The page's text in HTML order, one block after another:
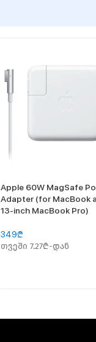
Apple 60W MagSafe
Adapter (for MacBook
13-inch MacBook Pro)
349₾
თვეში 7.27₾-დან